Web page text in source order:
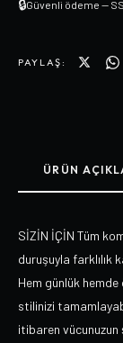
🔒Güvenli ödeme —
PAYLAŞ:
ÜRÜN
SİZİN İÇİN Tüm
duruşuyla farklılık
Hem günlük
stilinizi
itibaren vücunuzun